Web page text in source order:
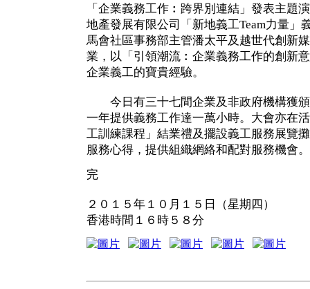
「企業義務工作︰跨界別連結」發表主題
地產發展有限公司「新地義工Team力量」
馬會社區事務部主管潘太平及越世代創新
業，以「引領潮流︰企業義務工作的創新
企業義工的寶貴經驗。
今日有三十七間企業及非政府機構獲頒
一年提供義務工作達一萬小時。大會亦在
工訓練課程」結業禮及擺設義工服務展覽
服務心得，提供組織網絡和配對服務機會。
完
２０１５年１０月１５日（星期四）
香港時間１６時５８分